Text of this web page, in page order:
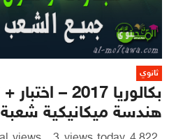
ثانوي
بكالوريا
هندسة ميكانيكية